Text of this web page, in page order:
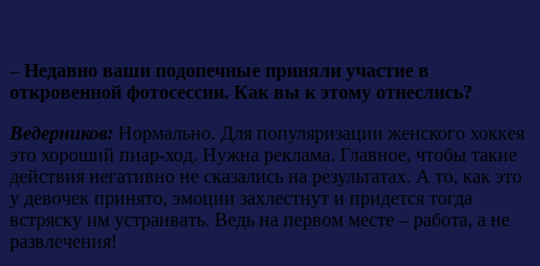
– Недавно ваши подопечные приняли участие в
откровенной фотосессии. Как вы к этому отнеслись?
Ведерников: Нормально. Для популяризации женского хоккея
это хороший пиар-ход. Нужна реклама. Главное, чтобы такие
действия негативно не сказались на результатах. А то, как это
у девочек принято, эмоции захлестнут и придется тогда
встряску им устраивать. Ведь на первом месте – работа, а не
развлечения!